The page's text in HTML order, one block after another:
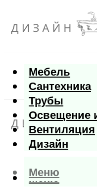
Мебель
Сантехника
Трубы
Освещение
Вентиляция
Дизайн
Меню
Меню